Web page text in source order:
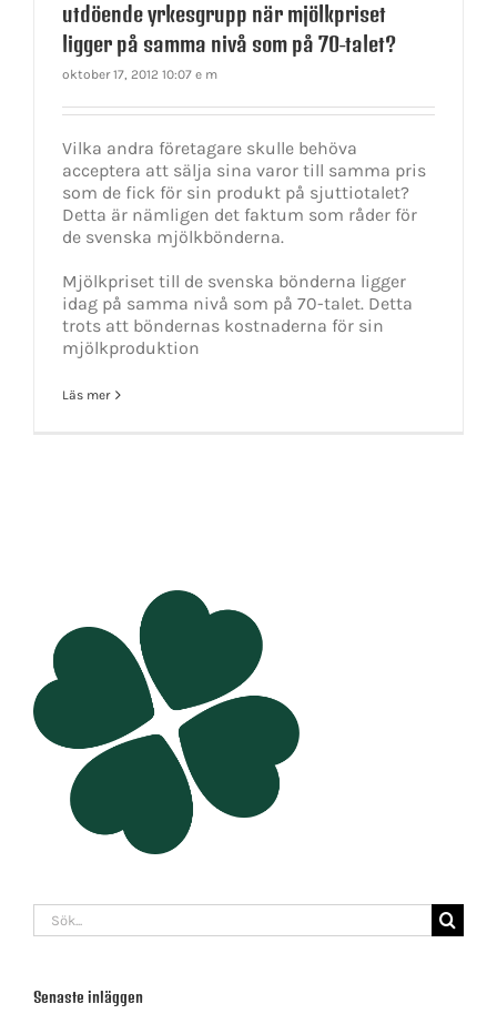
utdöende yrkesgrupp när mjölkpriset
ligger på samma nivå som på 70-talet?
oktober 17, 2012 10:07 e m
Vilka andra företagare skulle behöva
acceptera att sälja sina varor till samma pris
som de fick för sin produkt på sjuttiotalet?
Detta är nämligen det faktum som råder för
de svenska mjölkbönderna.
Mjölkpriset till de svenska bönderna ligger
idag på samma nivå som på 70-talet. Detta
trots att böndernas kostnaderna för sin
mjölkproduktion
Läs mer
Sök
efter:
Senaste inläggen